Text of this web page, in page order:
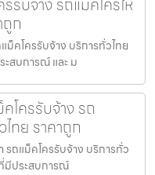
ก
แม็คโครรับจ้าง บริการทั่วไทย
สบการณ์ และ ม
โครรับจ้าง รถ
ทย ราคาถูก
รถแม็คโครรับจ้าง บริการทั่ว
มีประสบการณ์